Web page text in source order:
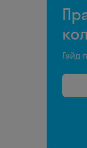
Гайд